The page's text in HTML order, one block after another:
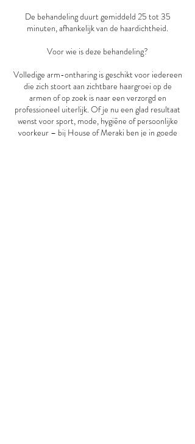
De behandeling duurt gemiddeld 25 tot 35
minuten, afhankelijk van de haardichtheid.
Voor wie is deze behandeling?
Volledige arm-ontharing is geschikt voor iedereen
die zich stoort aan zichtbare haargroei op de
armen of op zoek is naar een verzorgd en
professioneel uiterlijk. Of je nu een glad resultaat
wenst voor sport, mode, hygiëne of persoonlijke
voorkeur – bij House of Meraki ben je in goede